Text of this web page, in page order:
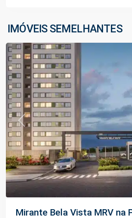
IMÓVEIS SEMELHANTES
Negra
Manaus
Previous
Mirante Bela Vista MRV na